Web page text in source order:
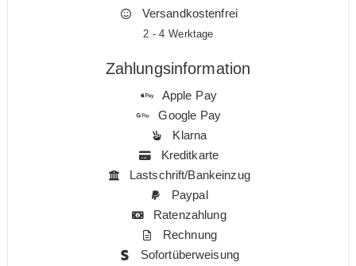
Versandkostenfrei
2 - 4 Werktage
Zahlungsinformation
Apple Pay
Google Pay
Klarna
Kreditkarte
Lastschrift/Bankeinzug
Paypal
Ratenzahlung
Rechnung
Sofortüberweisung